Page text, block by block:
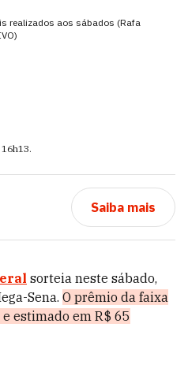
realizados aos sábados (Rafa
16h13.
Saiba mais
sorteia neste sábado,
Sena. O prêmio da faixa
estimado em R$ 65